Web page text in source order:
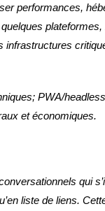
performances,
plateformes,
PWA/
et économiques.
qui
liste de liens.